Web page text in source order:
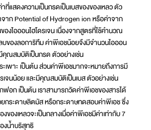
ที่แสดงความเป็นกรดเป็นเบสของของเหลว ตัว
าก Potential of Hydrogen ion หรือค่าจาก
องไอออนไฮโดรเจน เนื่องจากสูตรที่ใช้คำนวณ
ของลอการิทึม ค่าพีเอชน้อยจึงมีจำนวนไอออน
คุณสมบัติเป็นกรด ตัวอย่างเช่น
เพาะ เป็นต้น ส่วนค่าพีเอชมากจะหมายถึงการมี
เจนน้อย และมีคุณสมบัติเป็นเบส ตัวอย่างเช่น
ฟอก เป็นต้น เราสามารถวัดค่าพีเอชของสารได้
กระดาษลิตมัส หรือกระดาษทดสอบค่าพีเอช ซึ่ง
ของเหลวจะเป็นกลางเมื่อค่าพีเอชมีค่าเท่ากับ 7
งน้ำบริสุทธิ